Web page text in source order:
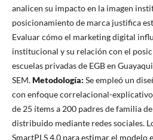
analicen su impacto en la imagen
posicionamiento de marca justifica
Evaluar cómo el marketing digital
institucional y su relación con el
escuelas privadas de EGB en
SEM.Metodología: Se empleó un
con enfoque correlacional-
de 25 ítems a 200 padres de familia
distribuido mediante redes sociales.
SmartPLS 4.0 para estimar el modelo